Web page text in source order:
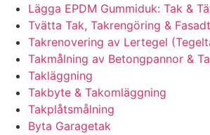
Lägga EPDM Gummiduk: Tak &
Tvätta Tak, Takrengöring &
Takrenovering av Lertegel
Takmålning av Betongpannor &
Takläggning
Takbyte & Takomläggning
Takplåtsmålning
Byta Garagetak